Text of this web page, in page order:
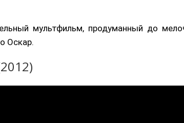
мультфильм, продуманный до
Оскар.